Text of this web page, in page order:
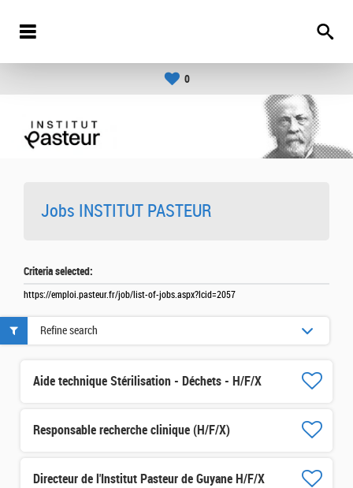
0
Jobs INSTITUT PASTEUR
Criteria selected:
https://emploi.pasteur.fr/job/list-of-jobs.aspx?lcid=2057
Aide technique Stérilisation - Déchets - H/F/X
Responsable recherche clinique (H/F/X)
Directeur de l'Institut Pasteur de Guyane H/F/X
Refine search